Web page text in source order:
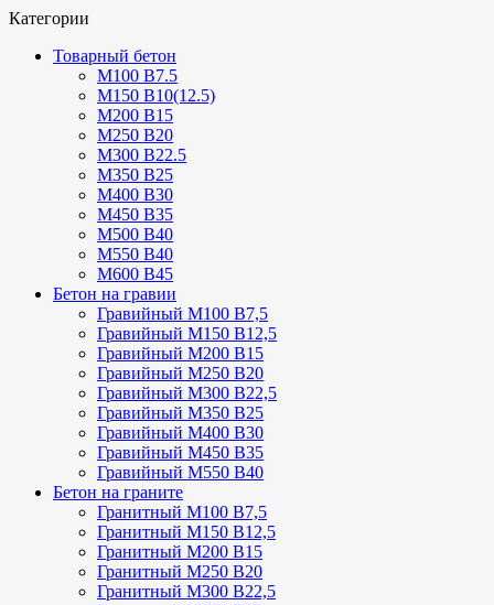
Категории
Товарный бетон
М100 В7.5
М150 В10(12.5)
М200 В15
М250 В20
М300 В22.5
М350 В25
М400 В30
М450 В35
М500 В40
М550 В40
М600 В45
Бетон на гравии
Гравийный М100 В7,5
Гравийный М150 В12,5
Гравийный М200 В15
Гравийный М250 В20
Гравийный М300 В22,5
Гравийный М350 В25
Гравийный М400 В30
Гравийный М450 В35
Гравийный М550 В40
Бетон на граните
Гранитный М100 В7,5
Гранитный М150 В12,5
Гранитный М200 В15
Гранитный М250 В20
Гранитный М300 В22,5